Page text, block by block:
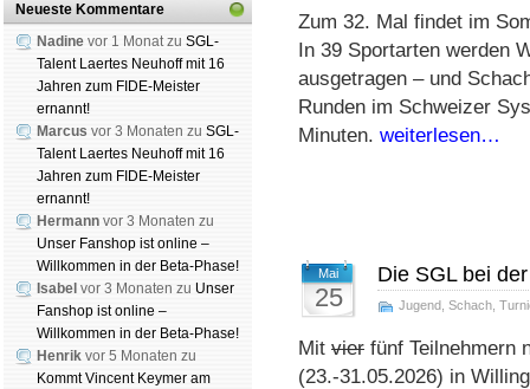
Neueste Kommentare
Nadine vor 1 Monat zu SGL-
Talent Laertes Neuhoff mit 16
Jahren zum FIDE-Meister
ernannt!
Marcus vor 3 Monaten zu SGL-
Talent Laertes Neuhoff mit 16
Jahren zum FIDE-Meister
ernannt!
Hermann vor 3 Monaten zu
Unser Fanshop ist online –
Willkommen in der Beta-Phase!
Isabel vor 3 Monaten zu Unser
Fanshop ist online –
Willkommen in der Beta-Phase!
Henrik vor 5 Monaten zu
Kommt Vincent Keymer am
Zum 32. Mal findet im
In 39 Sportarten werden
ausgetragen – und
Runden im Schweizer
Minuten. weiterlesen…
Mai
25
Die SGL bei
Jugend Schach
Mit vier fünf Teilnehmern
(23.-31.05.2026) in